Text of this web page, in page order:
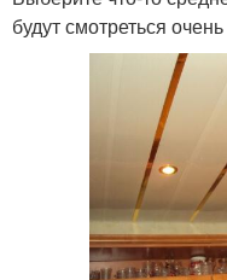
будут смотреться